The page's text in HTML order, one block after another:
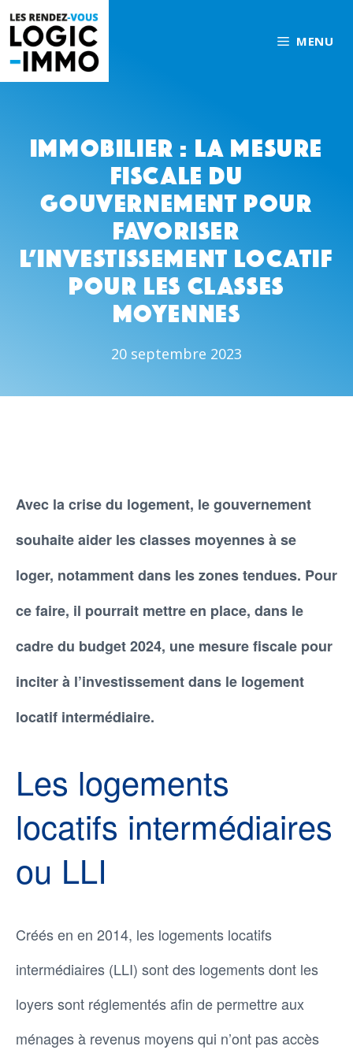
Aller
au
contenu
MENU
Immobilier : la mesure
fiscale du
gouvernement pour
favoriser
l’investissement locatif
pour les classes
moyennes
20 septembre 2023
Avec la crise du logement, le gouvernement
souhaite aider les classes moyennes à se
loger, notamment dans les zones tendues. Pour
ce faire, il pourrait mettre en place, dans le
cadre du budget 2024, une mesure fiscale pour
inciter à l’investissement dans le logement
locatif intermédiaire.
Les logements
locatifs intermédiaires
ou LLI
Créés en en 2014, les logements locatifs
intermédiaires (LLI) sont des logements dont les
loyers sont réglementés afin de permettre aux
ménages à revenus moyens qui n’ont pas accès